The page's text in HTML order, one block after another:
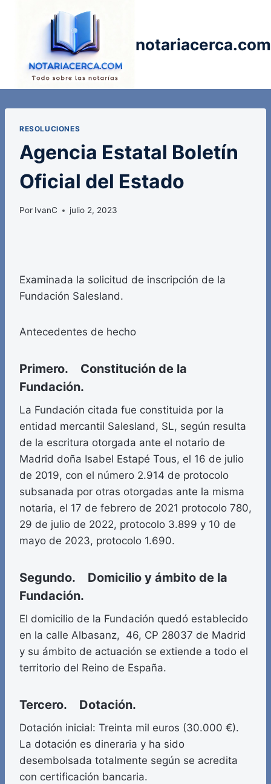
notariacerca.com
RESOLUCIONES
Agencia Estatal Boletín
Oficial del Estado
Por IvanC julio 2, 2023
Examinada la solicitud de inscripción de la
Fundación Salesland.
Antecedentes de hecho
Primero. Constitución de la
Fundación.
La Fundación citada fue constituida por la
entidad mercantil Salesland, SL, según resulta
de la escritura otorgada ante el notario de
Madrid doña Isabel Estapé Tous, el 16 de julio
de 2019, con el número 2.914 de protocolo
subsanada por otras otorgadas ante la misma
notaria, el 17 de febrero de 2021 protocolo 780,
29 de julio de 2022, protocolo 3.899 y 10 de
mayo de 2023, protocolo 1.690.
Segundo. Domicilio y ámbito de la
Fundación.
El domicilio de la Fundación quedó establecido
en la calle Albasanz, 46, CP 28037 de Madrid
y su ámbito de actuación se extiende a todo el
territorio del Reino de España.
Tercero. Dotación.
Dotación inicial: Treinta mil euros (30.000 €).
La dotación es dineraria y ha sido
desembolsada totalmente según se acredita
con certificación bancaria.